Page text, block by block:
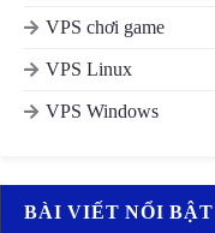
VPS chơi game
VPS Linux
VPS Windows
BÀI VIẾT NỔI BẬT